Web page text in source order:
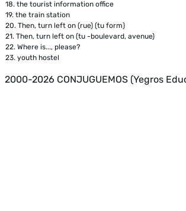
18. the tourist information office
19. the train station
20. Then, turn left on (rue) (tu form)
21. Then, turn left on (tu -boulevard, avenue)
22. Where is..., please?
23. youth hostel
2000-2026 CONJUGUEMOS (Yegros